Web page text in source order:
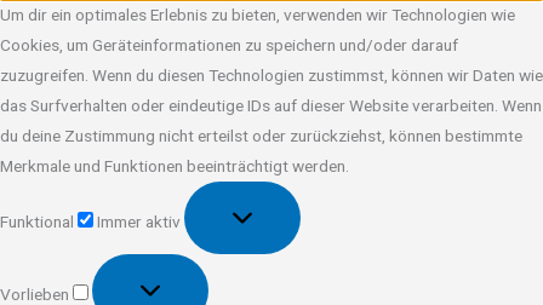
Um dir ein optimales Erlebnis zu bieten, verwenden wir Technologien wie
Cookies, um Geräteinformationen zu speichern und/oder darauf
zuzugreifen. Wenn du diesen Technologien zustimmst, können wir Daten wie
das Surfverhalten oder eindeutige IDs auf dieser Website verarbeiten. Wenn
du deine Zustimmung nicht erteilst oder zurückziehst, können bestimmte
Merkmale und Funktionen beeinträchtigt werden.
Funktional
Immer aktiv
Vorlieben
Vorlieben